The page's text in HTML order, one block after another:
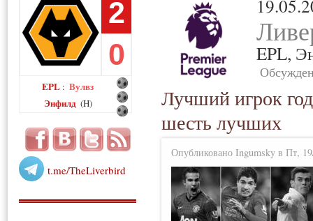
2
0
EPL : Вулвз
Энфилд (H)
t.me/TheLiverbird
EPL,
Лучший игрок
шесть лучших
Опубликовано Ingumsky в Пт,